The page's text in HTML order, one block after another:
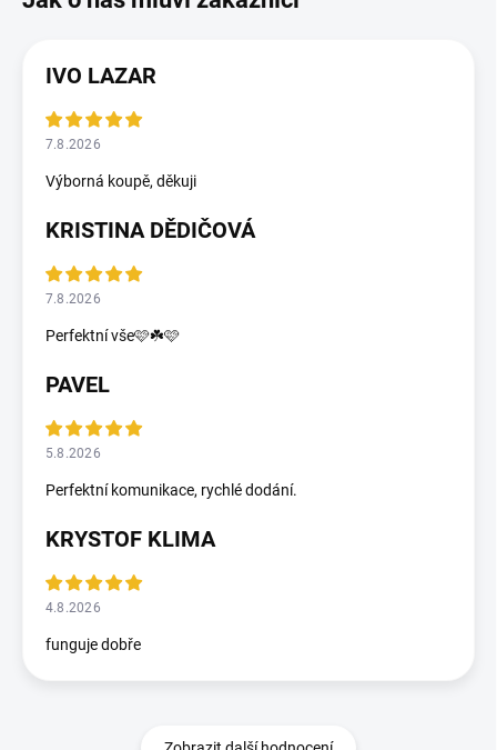
IVO LAZAR
7.8.2026
Výborná koupě, děkuji
KRISTINA DĚDIČOVÁ
7.8.2026
Perfektní vše🩷☘️🩷
PAVEL
5.8.2026
Perfektní komunikace, rychlé dodání.
KRYSTOF KLIMA
4.8.2026
funguje dobře